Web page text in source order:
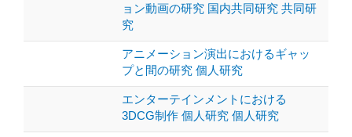
ョン動画の研究 国内共同研究 共同研
究
アニメーション演出におけるギャッ
プと間の研究 個人研究
エンターテインメントにおける
3DCG制作 個人研究 個人研究